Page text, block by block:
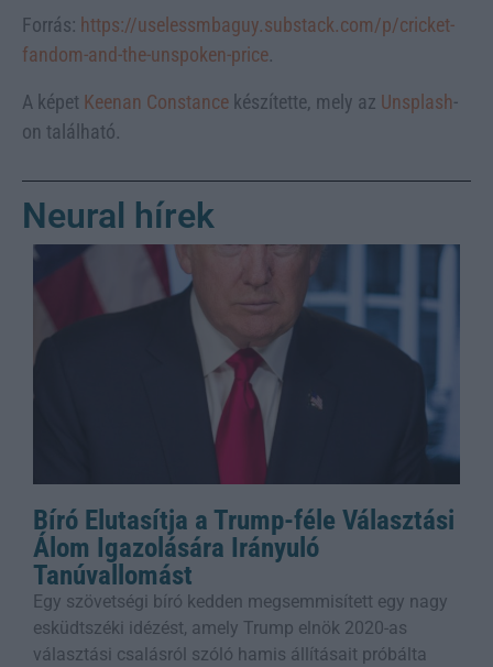
Forrás: https://uselessmbaguy.substack.com/p/cricket-
fandom-and-the-unspoken-price.
A képet Keenan Constance készítette, mely az Unsplash-
on található.
Neural hírek
Bíró Elutasítja a Trump-féle Választási
Álom Igazolására Irányuló
Tanúvallomást
Egy szövetségi bíró kedden megsemmisített egy nagy
esküdtszéki idézést, amely Trump elnök 2020-as
választási csalásról szóló hamis állításait próbálta